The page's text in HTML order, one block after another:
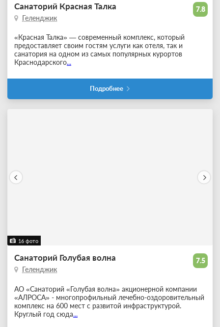
7.8
Санаторий Красная Талка
Геленджик
«Красная Талка» — современный комплекс, который
предоставляет своим гостям услуги как отеля, так и
санатория на одном из самых популярных курортов
Краснодарского...
Подробнее
16 фото
7.5
Санаторий Голубая волна
Геленджик
АО «Санаторий «Голубая волна» акционерной компании
«АЛРОСА» - многопрофильный лечебно-оздоровительный
комплекс на 600 мест с развитой инфраструктурой.
Круглый год сюда...